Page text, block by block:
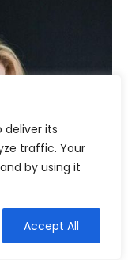
deliver its
traffic. Your
and by using it
Accept All